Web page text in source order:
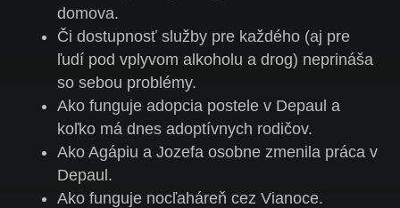
domova.
Či dostupnosť služby pre každého (aj pre
ľudí pod vplyvom alkoholu a drog) neprináša
so sebou problémy.
Ako funguje adopcia postele v Depaul a
koľko má dnes adoptívnych rodičov.
Ako Agápiu a Jozefa osobne zmenila práca v
Depaul.
Ako funguje nocľaháreň cez Vianoce.